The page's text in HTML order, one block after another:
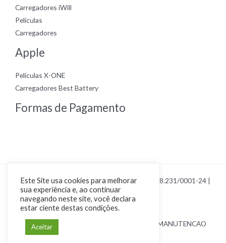
Carregadores iWill
Películas
Carregadores
Apple
Películas X-ONE
Carregadores Best Battery
Formas de Pagamento
Copyright © 2026 Loja Smart Cel | CNPJ 23.328.231/0001-24 |
Por Renan Poiani
44 9 9121-0403 | SMART CEL COMERCIO E MANUTENCAO
Este Site usa cookies para melhorar
sua experiência e, ao continuar
navegando neste site, você declara
estar ciente destas condições.
Aceitar